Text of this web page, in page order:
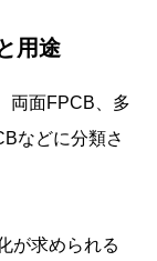
用途
両面FPCB、多
などに分類さ
が求められる